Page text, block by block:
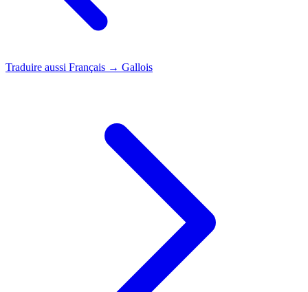
Traduire aussi Français → Gallois